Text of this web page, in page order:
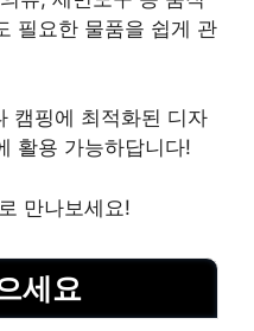
필요한 물품을 쉽게 관
캠핑에 최적화된 디자
활용 가능하답니다!
만나보세요!
세요